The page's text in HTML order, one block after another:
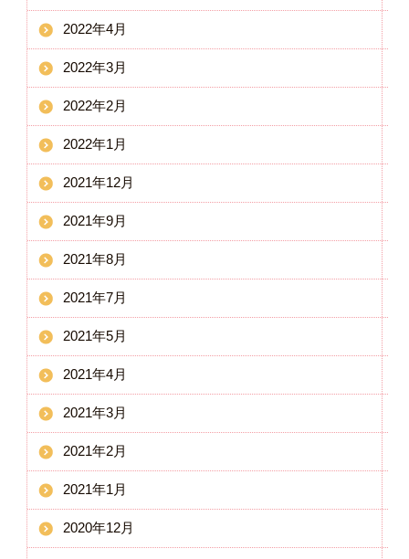
2022年4月
2022年3月
2022年2月
2022年1月
2021年12月
2021年9月
2021年8月
2021年7月
2021年5月
2021年4月
2021年3月
2021年2月
2021年1月
2020年12月